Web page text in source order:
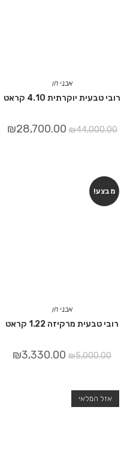
אבני חן
רובי טבעית יוקרתית 4.10 קראט
₪44,000.00
₪28,700.00
מבצע!
אבני חן
רובי טבעית מרקיזה 1.22 קראט
₪5,000.00
₪3,330.00
אזל המלאי